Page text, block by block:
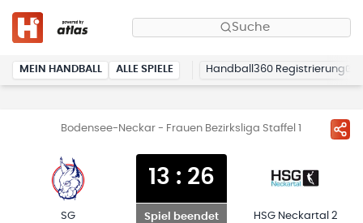
Suche
MEIN HANDBALL ALLE SPIELE Handball360 Registrierung
Bodensee-Neckar - Frauen Bezirksliga Staffel 1
SG
13 : 26
Spiel beendet HSG Neckartal 2